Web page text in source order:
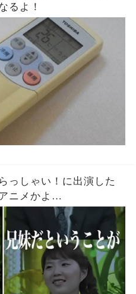
るよ！
っしゃい！に出演した
ニメかよ…